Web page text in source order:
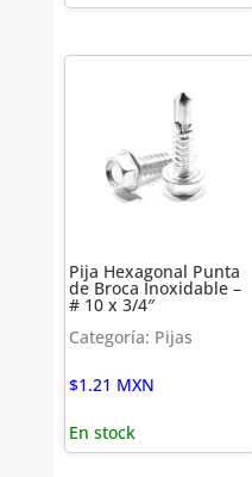
Pija Hexagonal Punta
de Broca Inoxidable –
# 10 x 3/4″
Categoría: Pijas
$1.21 MXN
En stock